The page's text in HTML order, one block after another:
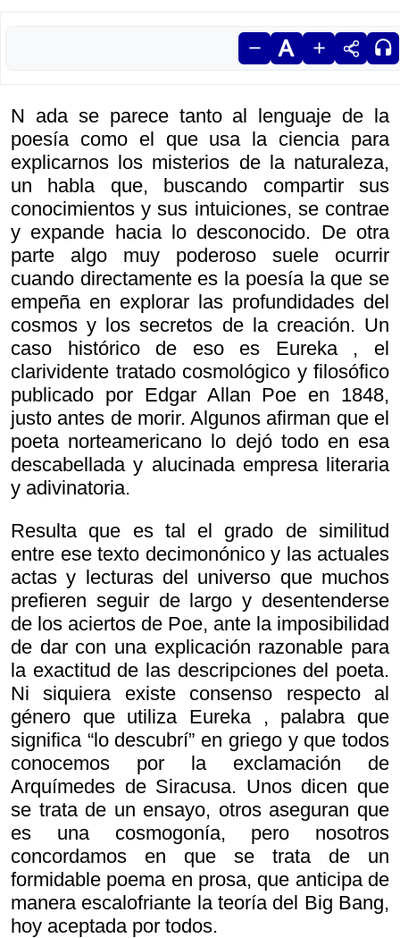
N ada se parece tanto al lenguaje de la
poesía como el que usa la ciencia para
explicarnos los misterios de la naturaleza,
un habla que, buscando compartir sus
conocimientos y sus intuiciones, se contrae
y expande hacia lo desconocido. De otra
parte algo muy poderoso suele ocurrir
cuando directamente es la poesía la que se
empeña en explorar las profundidades del
cosmos y los secretos de la creación. Un
caso histórico de eso es Eureka , el
clarividente tratado cosmológico y filosófico
publicado por Edgar Allan Poe en 1848,
justo antes de morir. Algunos afirman que el
poeta norteamericano lo dejó todo en esa
descabellada y alucinada empresa literaria
y adivinatoria.
Resulta que es tal el grado de similitud
entre ese texto decimonónico y las actuales
actas y lecturas del universo que muchos
prefieren seguir de largo y desentenderse
de los aciertos de Poe, ante la imposibilidad
de dar con una explicación razonable para
la exactitud de las descripciones del poeta.
Ni siquiera existe consenso respecto al
género que utiliza Eureka , palabra que
significa “lo descubrí” en griego y que todos
conocemos por la exclamación de
Arquímedes de Siracusa. Unos dicen que
se trata de un ensayo, otros aseguran que
es una cosmogonía, pero nosotros
concordamos en que se trata de un
formidable poema en prosa, que anticipa de
manera escalofriante la teoría del Big Bang,
hoy aceptada por todos.